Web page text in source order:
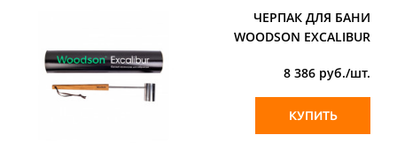
ЧЕРПАК ДЛЯ БАНИ
WOODSON EXCALIBUR
8 386 руб./шт.
КУПИТЬ